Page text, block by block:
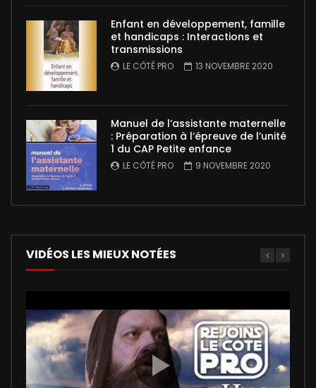
Enfant en développement, famille
et handicaps : Interactions et
transmissions
LE CÔTÉ PRO 13 NOVEMBRE 2020
Manuel de l’assistante maternelle
: Préparation à l’épreuve de l’unité
1 du CAP Petite enfance
LE CÔTÉ PRO 9 NOVEMBRE 2020
VIDÉOS LES MIEUX NOTÉES